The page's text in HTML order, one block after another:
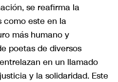
se reafirma la
como este en la
más humano y
poetas de diversos
en un llamado
y la solidaridad. Este